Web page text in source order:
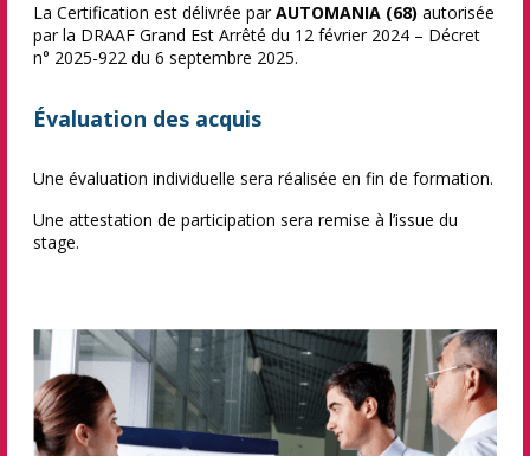
La Certification est délivrée parAUTOMANIA (68) autorisée
par la DRAAF Grand Est Arrêté du 12 février 2024 – Décret
n° 2025-922 du 6 septembre 2025.
Évaluation des acquis
Une évaluation individuelle sera réalisée en fin de formation.
Une attestation de participation sera remise à l’issue du
stage.